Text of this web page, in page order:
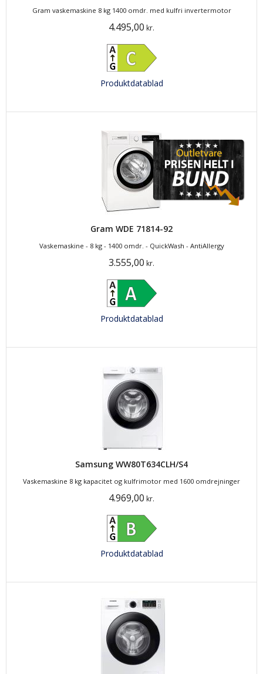
Gram vaskemaskine 8 kg 1400 omdr. med kulfri invertermotor
4.495,00 kr.
Produktdatablad
Gram WDE 71814-92
Vaskemaskine - 8 kg - 1400 omdr. - QuickWash - AntiAllergy
3.555,00 kr.
Produktdatablad
Samsung WW80T634CLH/S4
Vaskemaskine 8 kg kapacitet og kulfrimotor med 1600 omdrejninger
4.969,00 kr.
Produktdatablad